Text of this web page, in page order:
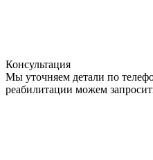
Консультация
Мы уточняем детали по
реабилитации можем